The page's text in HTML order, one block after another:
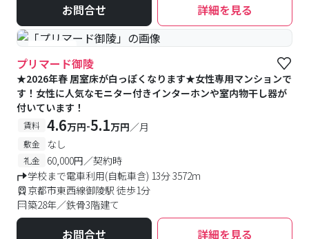
お問合せ 詳細を見る
#女性専用
プリマード御陵
★2026年春 居室床が白っぽくなります★女性専用マンションで
す！女性に人気なモニター付きインターホンや室内物干し器が
付いています！
賃料 4.6万円-5.1万円／月
敷金 なし
礼金
60,000円／契約時
学校まで電車利用(自転車含) 13分 3572m
京都市東西線御陵駅 徒歩1分
築28年／鉄骨3階建て
お問合せ 詳細を見る